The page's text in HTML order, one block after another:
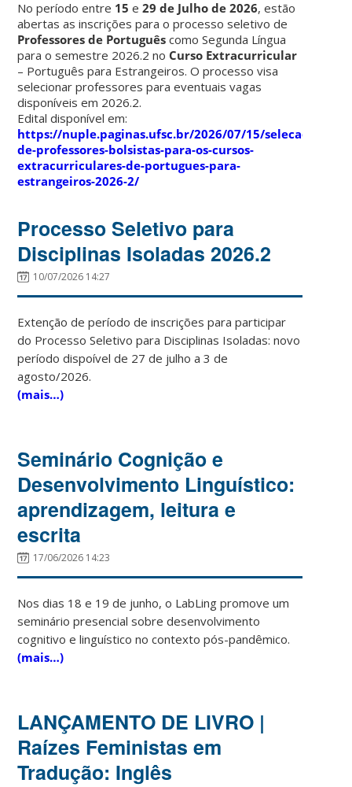
No período entre 15 e29 de Julho de 2026, estão
abertas as inscrições para o processo seletivo de
Professores de Português como Segunda Língua
para o semestre 2026.2 no Curso Extracurricular
– Português para Estrangeiros. O processo visa
selecionar professores para eventuais vagas
disponíveis em 2026.2.
Edital disponível em:
https://nuple.paginas.ufsc.br/2026/07/15/selecao-
de-professores-bolsistas-para-os-cursos-
extracurriculares-de-portugues-para-
estrangeiros-2026-2/
Processo Seletivo para
Disciplinas Isoladas 2026.2
10/07/2026 14:27
Extenção de período de inscrições para participar
do Processo Seletivo para Disciplinas Isoladas: novo
período dispoível de 27 de julho a 3 de
agosto/2026.
(mais…)
Seminário Cognição e
Desenvolvimento Linguístico:
aprendizagem, leitura e
escrita
17/06/2026 14:23
Nos dias 18 e 19 de junho, o LabLing promove um
seminário presencial sobre desenvolvimento
cognitivo e linguístico no contexto pós-pandêmico.
(mais…)
LANÇAMENTO DE LIVRO |
Raízes Feministas em
Tradução: Inglês